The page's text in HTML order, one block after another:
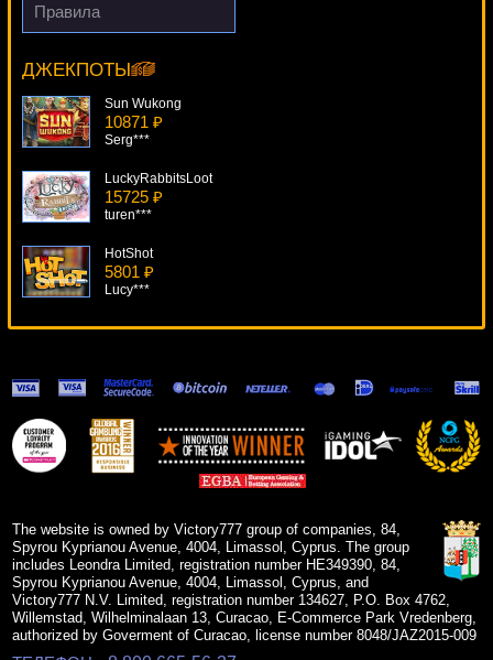
Cteb***
Правила
ДЖЕКПОТЫ
Secrets Of The Amazon
beautif***
Sun Wukong
10871 ₽
Serg***
LuckyRabbitsLoot
15725 ₽
turen***
HotShot
5801 ₽
Lucy***
Bangkok Nights
8065 ₽
alex***
Red Dog Progressive
The website is owned by Victory777 group of companies, 84,
Spyrou Kyprianou Avenue, 4004, Limassol, Cyprus. The group
includes Leondra Limited, registration number HE349390, 84,
Spyrou Kyprianou Avenue, 4004, Limassol, Cyprus, and
Victory777 N.V. Limited, registration number 134627, P.O. Box 4762,
Willemstad, Wilhelminalaan 13, Curacao, E-Commerce Park Vredenberg,
authorized by Goverment of Curacao, license number 8048/JAZ2015-009